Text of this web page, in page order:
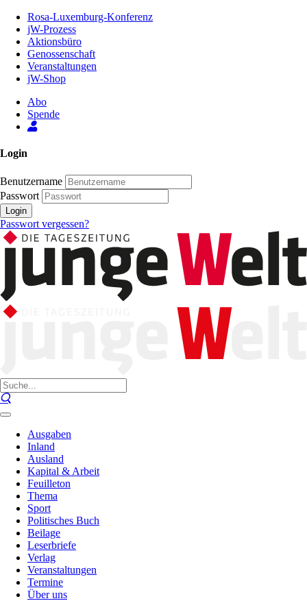
Inhalt
Seite
Rosa-Luxemburg-Konferenz
jW-Prozess
Aktionsbüro
Genossenschaft
Veranstaltungen
jW-Shop
Abo
Spende
Login
Benutzername
Passwort
Login
Passwort vergessen?
Ausgaben
Inland
Ausland
Kapital & Arbeit
Feuilleton
Thema
Sport
Politisches Buch
Beilage
Leserbriefe
Verlag
Veranstaltungen
Termine
Über uns